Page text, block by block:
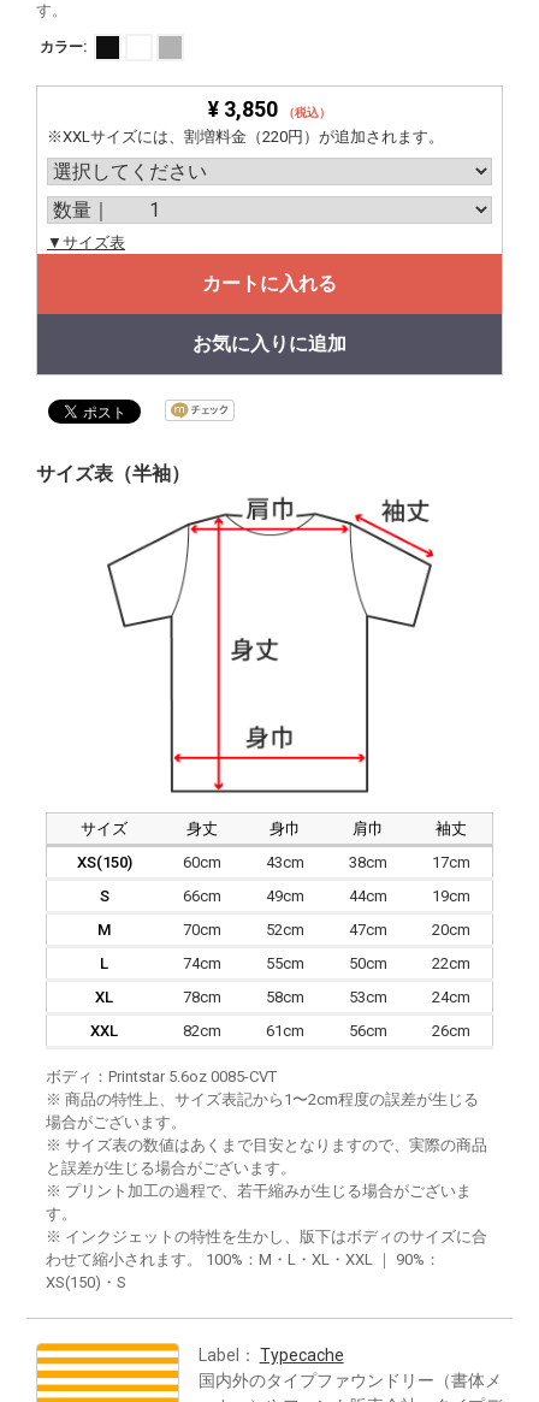
す。
カラー:
¥ 3,850 （税込）
※XXLサイズには、割増料金（220円）が追加されます。
▼サイズ表
カートに入れる
お気に入りに追加
サイズ表（半袖）
サイズ 身丈 身巾 肩巾
袖丈
XS(150)
60cm 43cm 38cm
17cm
S
66cm 49cm 44cm
19cm
M
70cm 52cm 47cm
20cm
L
74cm 55cm 50cm
22cm
XL
78cm 58cm 53cm
24cm
XXL
82cm 61cm 56cm 26cm
ボディ：Printstar 5.6oz 0085-CVT
※ 商品の特性上、サイズ表記から1〜2cm程度の誤差が生じる
場合がございます。
※ サイズ表の数値はあくまで目安となりますので、実際の商品
と誤差が生じる場合がございます。
※ プリント加工の過程で、若干縮みが生じる場合がございま
す。
※ インクジェットの特性を生かし、版下はボディのサイズに合
わせて縮小されます。 100%：M・L・XL・XXL ｜ 90%：
XS(150)・S
Label： Typecache
国内外のタイプファウンドリー（書体メ